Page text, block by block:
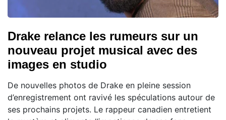
Drake relance les rumeurs sur un
nouveau projet musical avec des
images en studio
De nouvelles photos de Drake en pleine session
d’enregistrement ont ravivé les spéculations autour de
ses prochains projets. Le rappeur canadien entretient